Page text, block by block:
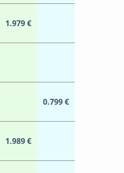
1.979 €
0.799 €
1.989 €